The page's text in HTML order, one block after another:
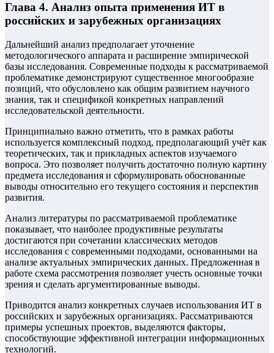
Глава 4. Анализ опыта применения ИТ в
российских и зарубежных организациях
Дальнейший анализ предполагает уточнение
методологического аппарата и расширение эмпирической
базы исследования. Современные подходы к рассматриваемой
проблематике демонстрируют существенное многообразие
позиций, что обусловлено как общим развитием научного
знания, так и спецификой конкретных направлений
исследовательской деятельности.
Принципиально важно отметить, что в рамках работы
используется комплексный подход, предполагающий учёт как
теоретических, так и прикладных аспектов изучаемого
вопроса. Это позволяет получить достаточно полную картину
предмета исследования и сформулировать обоснованные
выводы относительно его текущего состояния и перспектив
развития.
Анализ литературы по рассматриваемой проблематике
показывает, что наиболее продуктивные результаты
достигаются при сочетании классических методов
исследования с современными подходами, основанными на
анализе актуальных эмпирических данных. Предложенная в
работе схема рассмотрения позволяет учесть основные точки
зрения и сделать аргументированные выводы.
Приводится анализ конкретных случаев использования ИТ в
российских и зарубежных организациях. Рассматриваются
примеры успешных проектов, выделяются факторы,
способствующие эффективной интеграции информационных
технологий.